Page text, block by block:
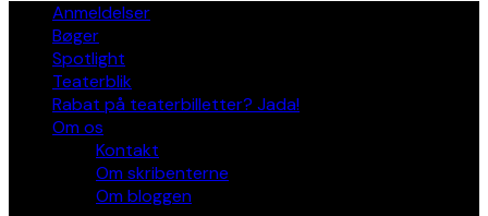
Anmeldelser
Bøger
Spotlight
Teaterblik
Rabat på teaterbilletter? Jada!
Om os
Kontakt
Om skribenterne
Om bloggen